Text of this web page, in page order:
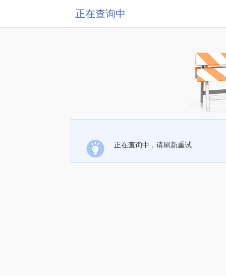
正在查询中
正在查询中，请刷新重试